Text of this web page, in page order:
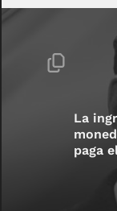
La
paga